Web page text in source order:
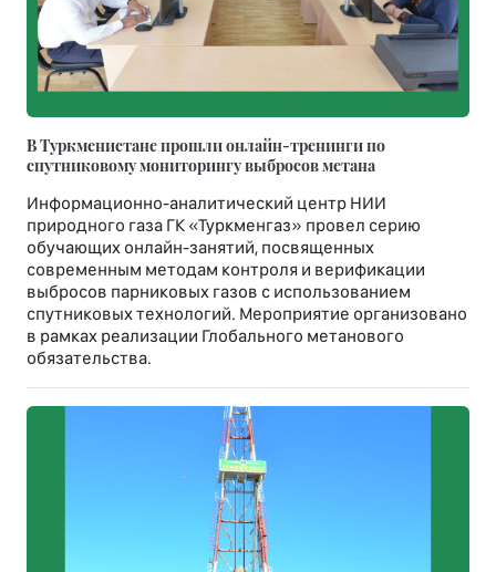
В Туркменистане прошли онлайн-тренинги по
спутниковому мониторингу выбросов метана
Информационно-аналитический центр НИИ
природного газа ГК «Туркменгаз» провел серию
обучающих онлайн-занятий, посвященных
современным методам контроля и верификации
выбросов парниковых газов с использованием
спутниковых технологий. Мероприятие организовано
в рамках реализации Глобального метанового
обязательства.